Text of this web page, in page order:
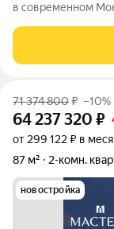
в coвременном
небольшая
кваpтиpы. Окна во
71 374 800₽ –10%
64 237 320 ₽
от 299 122 ₽ в
87 м²
2-комн.
новостройка